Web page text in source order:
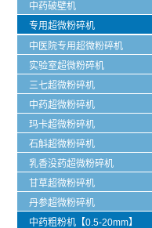
中药破壁机
专用超微粉碎机
中医院专用超微粉碎机
实验室超微粉碎机
三七超微粉碎机
中药超微粉碎机
玛卡超微粉碎机
石斛超微粉碎机
乳香没药超微粉碎机
甘草超微粉碎机
丹参超微粉碎机
中药粗粉机【0.5-20mm】